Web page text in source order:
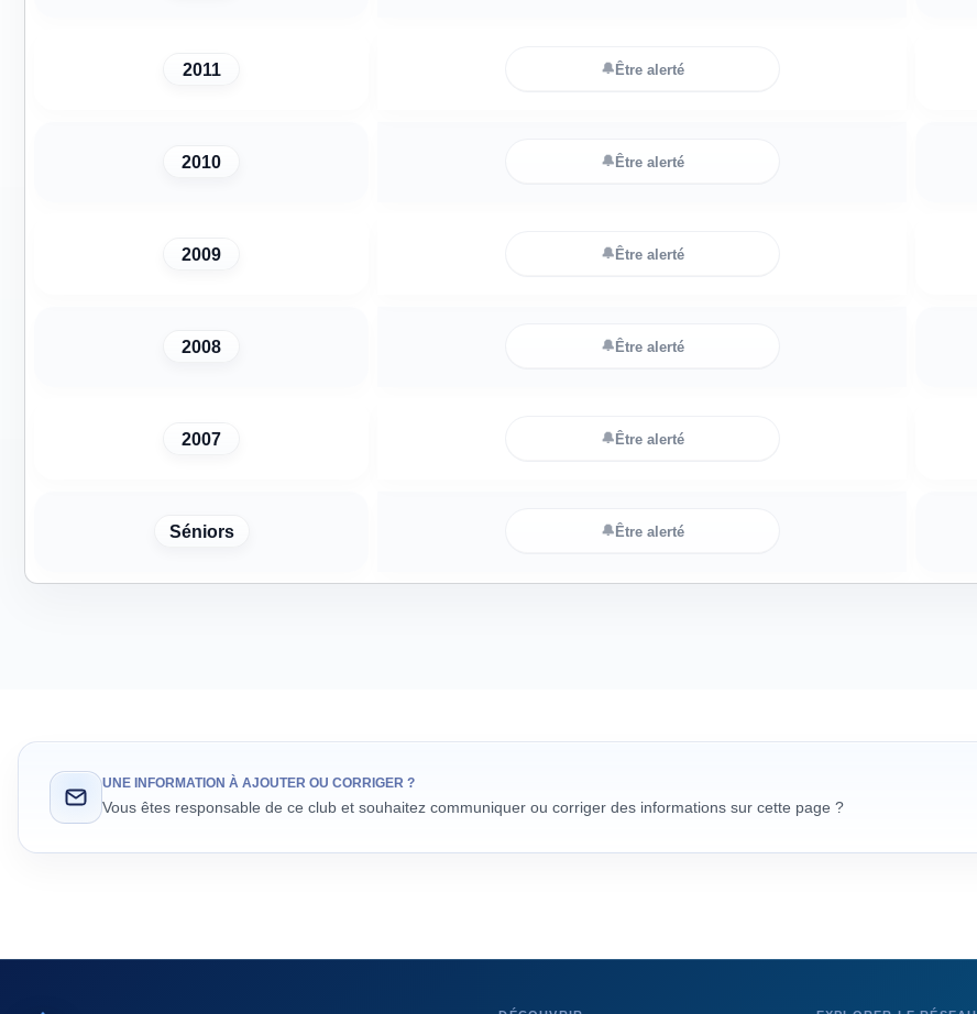
2011 🔔Être alerté
2010 🔔Être alerté
2009 🔔Être alerté
2008 🔔Être alerté
2007 🔔Être alerté
Séniors 🔔Être alerté
UNE INFORMATION À AJOUTER OU CORRIGER ?
Vous êtes responsable de ce club et souhaitez communiquer ou corriger des informations sur cette page ?